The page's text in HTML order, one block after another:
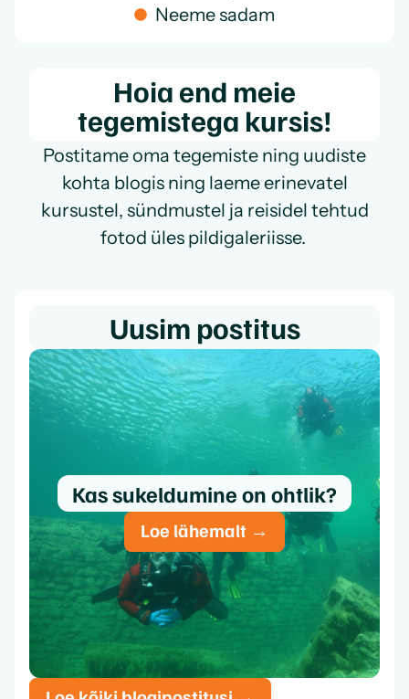
Neeme sadam
Hoia end meie
tegemistega kursis!
Postitame oma tegemiste ning uudiste
kohta blogis ning laeme erinevatel
kursustel, sündmustel ja reisidel tehtud
fotod üles pildigaleriisse.
Uusim postitus
Kas sukeldumine on ohtlik?
Loe lähemalt →